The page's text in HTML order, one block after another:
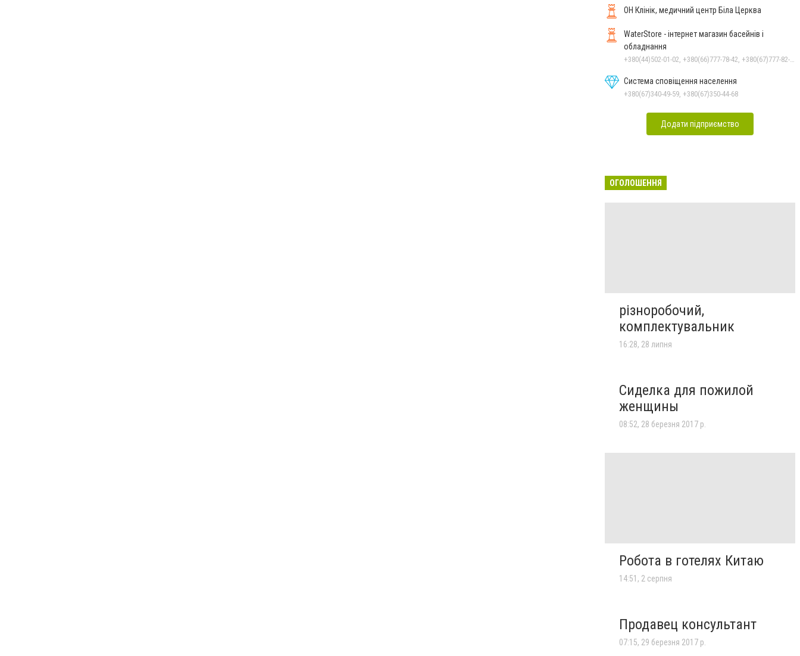
ОН Клінік, медичний центр Біла Церква
WaterStore - інтернет магазин басейнів і
обладнання
Система сповіщення населення
+380(67)340-49-59, +380(67)350-44-68
Додати підприємство
ОГОЛОШЕННЯ
різноробочий,
комплектувальник
16:28, 28 липня
Сиделка для пожилой
женщины
08:52, 28 березня 2017 р.
Робота в готелях Китаю
14:51, 2 серпня
Продавец консультант
07:15, 29 березня 2017 р.